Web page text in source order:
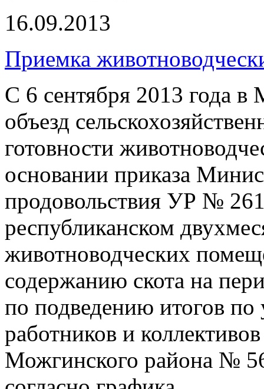
16.09.2013
Приемка
С 6 сентября 2013 года в
объезд
готовности
основании приказа
продовольствия УР №
республиканском
животноводческих
содержанию скота на
по подведению итогов по
работников и
Можгинского района №